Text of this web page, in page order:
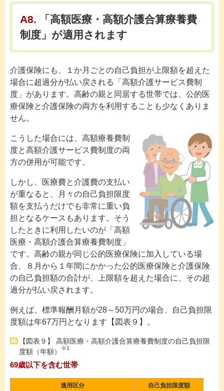
A8.
「高額医療・高額介護合算療養費
制度」が適用されます
介護保険にも、１か月ごとの自己負担が上限額を超えた
場合に超過分が払い戻される「高額介護サービス費制
度」があります。高齢の親と同居する世帯では、公的医
療保険と介護保険の両方を利用することも少なくありま
せん。
こうした場合には、高額療養費制
度と高額介護サービス費制度の両
方の併用が可能です。
しかし、医療費と介護費の支払い
が重なると、月々の自己負担限度
額を支払うだけでも非常に重い負
担となるケースもあります。そう
したときに利用したいのが「高額
医療・高額介護合算療養費制度」
です。高齢の親が同じ公的医療保険に加入している場
合、８月から１年間にかかった公的医療保険と介護保険
の自己負担額の合計が、上限額を超えた場合に、その超
過分が払い戻されます。
例えば、標準報酬月額が28～50万円の場合、自己負担限
度額は年67万円となります【図表９】。
【図表９】 高額医療・高額介護合算療養費制度の自己負担限
度額（年額）
※1
69歳以下を含む世帯
適用区分 自己負担限度額